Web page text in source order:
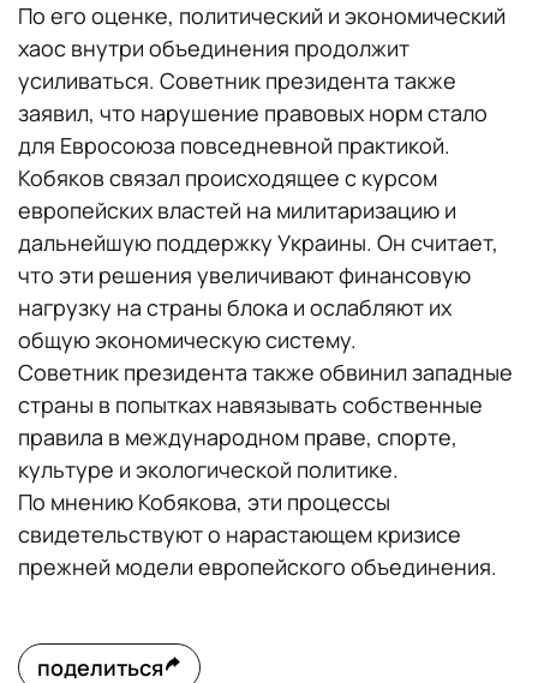
По его оценке, политический и экономический
хаос внутри объединения продолжит
усиливаться. Советник президента также
заявил, что нарушение правовых норм стало
для Евросоюза повседневной практикой.
Кобяков связал происходящее с курсом
европейских властей на милитаризацию и
дальнейшую поддержку Украины. Он считает,
что эти решения увеличивают финансовую
нагрузку на страны блока и ослабляют их
общую экономическую систему.
Советник президента также обвинил западные
страны в попытках навязывать собственные
правила в международном праве, спорте,
культуре и экологической политике.
По мнению Кобякова, эти процессы
свидетельствуют о нарастающем кризисе
прежней модели европейского объединения.
поделиться